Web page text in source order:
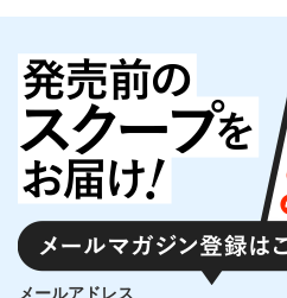
メールアドレス